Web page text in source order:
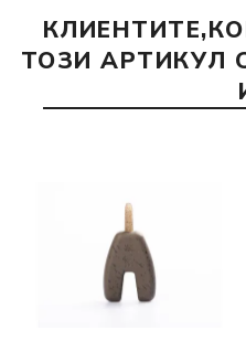
ТОЗИ АРТИКУЛ